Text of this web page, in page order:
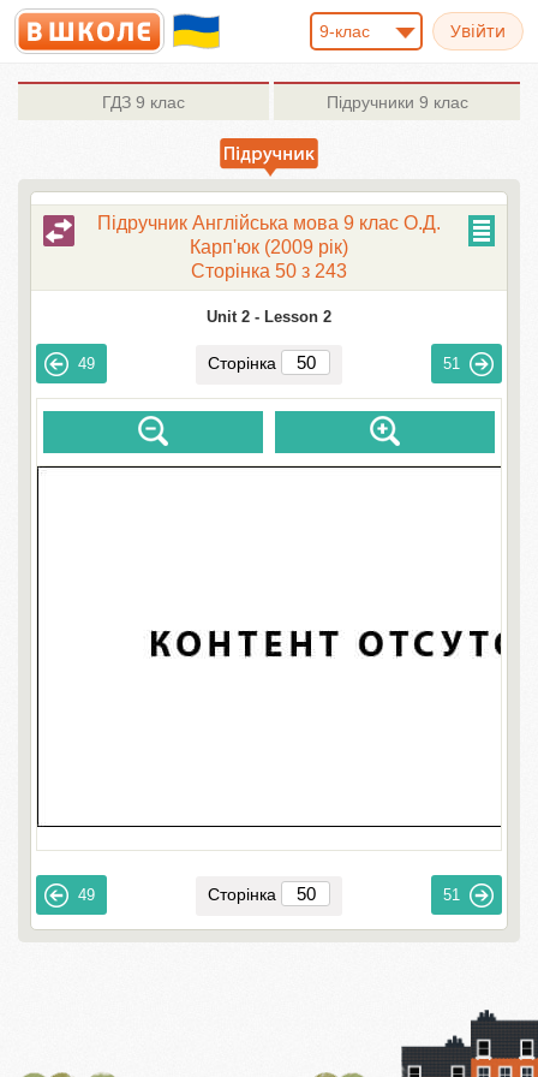
9-клас
ГДЗ 9 клас Підручники 9 клас
Підручник Англійська мова 9 клас О.Д.
Карп'юк (2009 рік)
Сторінка 50 з 243
Unit 2 - Lesson 2
49 Сторінка 51
49 Сторінка 51